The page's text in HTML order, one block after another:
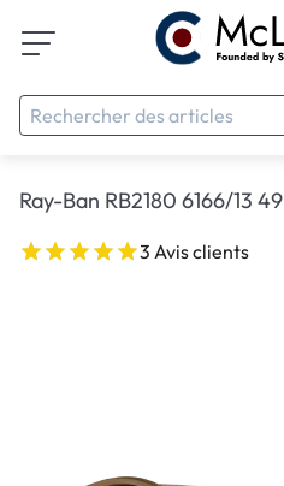
Ray-Ban RB2180 6166/13 49
3 Avis clients